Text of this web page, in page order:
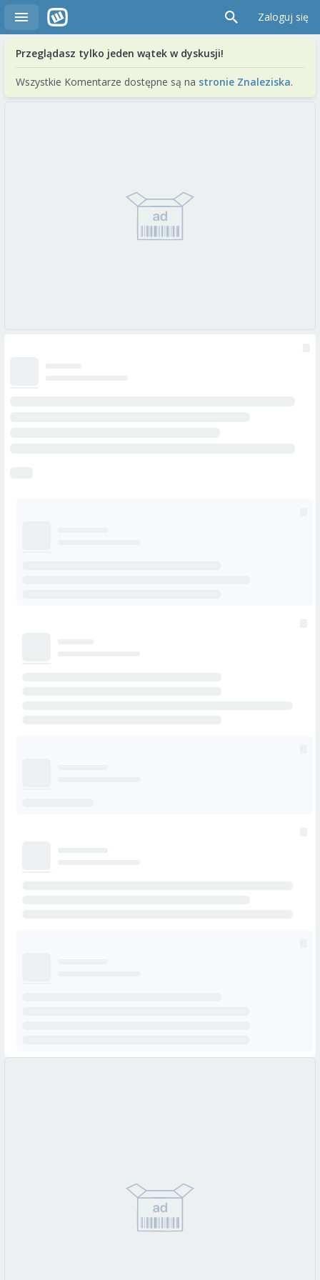
Zaloguj się
Przeglądasz tylko jeden wątek w dyskusji!
Wszystkie Komentarze dostępne są na stronie Znaleziska.